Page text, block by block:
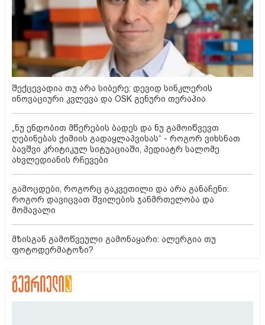
შექცევადია თუ არა სიბერე: დევიდ სინკლერის
ინოვაციური კვლევა და OSK გენური თერაპია
„ნუ ენდობით მწერების ბადეს და ნუ გამოიწვევთ
ღებინებას ქიმიის გადაყლაპვისას“ - როგორ ვიხსნათ
ბავშვი კრიტიკულ სიტუაციაში, პედიატრ სალომე
ახვლედიანის რჩევები
გამოცდები, როგორც გაკვეთილი და არა განაჩენი:
როგორ დავიცვათ შვილების ჯანმრთელობა და
მომავალი
მზისგან გამოწვეული გამონაყარი: ალერგია თუ
ფოტოდერმატოზი?